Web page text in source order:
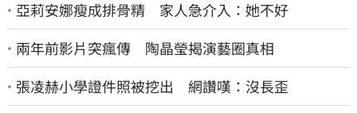
亞莉安娜瘦成排骨精 家人急介入：她不好
兩年前影片突瘋傳 陶晶瑩揭演藝圈真相
張凌赫小學證件照被挖出 網讚嘆：沒長歪